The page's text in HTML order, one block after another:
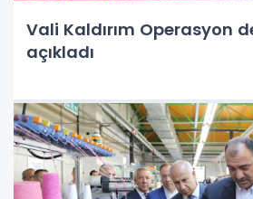
Vali Kaldırım Operasyon
açıkladı